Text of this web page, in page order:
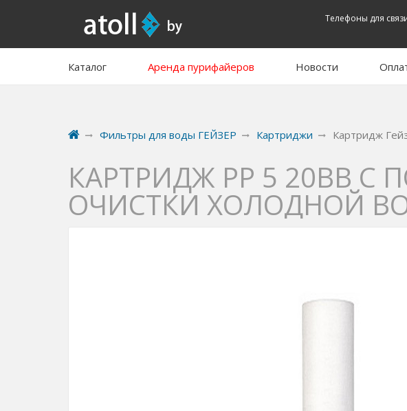
Телефоны для
Каталог Аренда пурифайеров Новости
Фильтры для воды ГЕЙЗЕР Картриджи Картридж
КАРТРИДЖ PP 5 20BB
ОЧИСТКИ ХОЛОДНОЙ